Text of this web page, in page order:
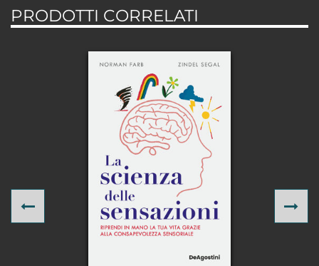
PRODOTTI CORRELATI
Previous